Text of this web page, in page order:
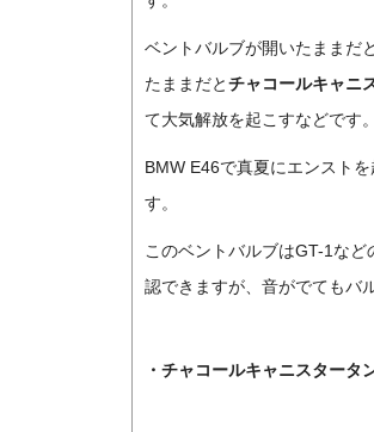
ベントバルブが開いたままだ
たままだとチャコールキャニ
て大気解放を起こすなどです。
BMW E46で真夏にエンスト
す。
このベントバルブはGT-1な
認できますが、音がでてもバ
・ チャコールキャニスタータ